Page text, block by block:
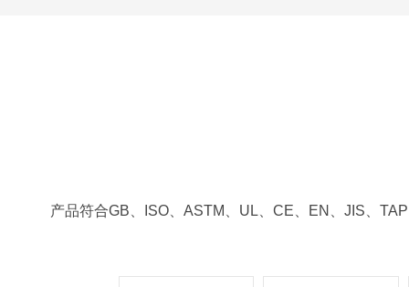
产品符合GB、ISO、ASTM、UL、CE、EN、JIS、